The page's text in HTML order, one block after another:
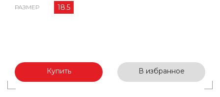
РАЗМЕР 18.5
Купить В избранное